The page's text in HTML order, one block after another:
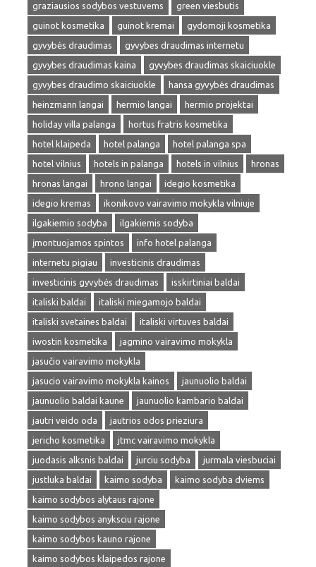
graziausios sodybos vestuvems
green viesbutis
guinot kosmetika
guinot kremai
gydomoji kosmetika
gyvybės draudimas
gyvybes draudimas internetu
gyvybes draudimas kaina
gyvybes draudimas skaiciuokle
gyvybes draudimo skaiciuokle
hansa gyvybės draudimas
heinzmann langai
hermio langai
hermio projektai
holiday villa palanga
hortus fratris kosmetika
hotel klaipeda
hotel palanga
hotel palanga spa
hotel vilnius
hotels in palanga hotels in vilnius
hronas
hronas langai
hrono langai
idegio kosmetika
idegio kremas
ikonikovo vairavimo mokykla vilniuje
ilgakiemio sodyba
ilgakiemis sodyba
įmontuojamos spintos
info hotel palanga
internetu pigiau
investicinis draudimas
investicinis gyvybės draudimas
isskirtiniai baldai
italiski baldai
italiski miegamojo baldai
italiski svetaines baldai
italiski virtuves baldai
iwostin kosmetika
jagmino vairavimo mokykla
jasučio vairavimo mokykla
jasucio vairavimo mokykla kainos
jaunuolio baldai
jaunuolio baldai kaune
jaunuolio kambario baldai
jautri veido oda
jautrios odos prieziura
jericho kosmetika
jtmc vairavimo mokykla
juodasis alksnis baldai
jurciu sodyba
jurmala viesbuciai
justluka baldai
kaimo sodyba
kaimo sodyba dviems
kaimo sodybos alytaus rajone
kaimo sodybos anyksciu rajone
kaimo sodybos kauno rajone
kaimo sodybos klaipedos rajone